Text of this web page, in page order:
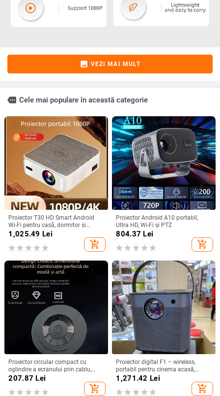
image VEZI MAI MULT
more Cele mai populare în această categorie
Proiector T30 HD Smart Android
Wi-Fi pentru casă, dormitor și
cinema de familie
1,025.49 Lei
add_shopping_cart
Proiector Android A10 portabil,
Ultra HD, Wi-Fi și PTZ
804.37 Lei
add_shopping_cart
Proiector circular compact cu
oglindire a ecranului prin cablu,
compatibil Android și iPhone,
207.87 Lei
add_shopping_cart
Proiector digital F1 – wireless,
portabil pentru cinema acasă,
rezoluție 720P, modul de proiecție:
toate, greutate 1,58 kg
1,271.42 Lei
add_shopping_cart